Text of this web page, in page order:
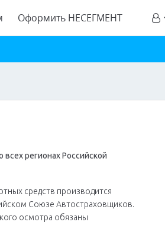
Оформить НЕСЕГМЕНТ
регионах Российской
средств производится
Союзе Автостраховщиков.
осмотра обязаны